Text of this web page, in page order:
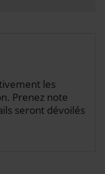
les
Prenez note
seront dévoilés